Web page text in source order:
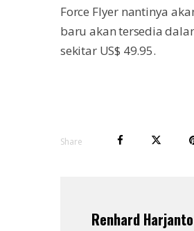
Force Flyer nantinya
baru akan tersedia
sekitar US$ 49.95.
Share
Renhard Harjanto